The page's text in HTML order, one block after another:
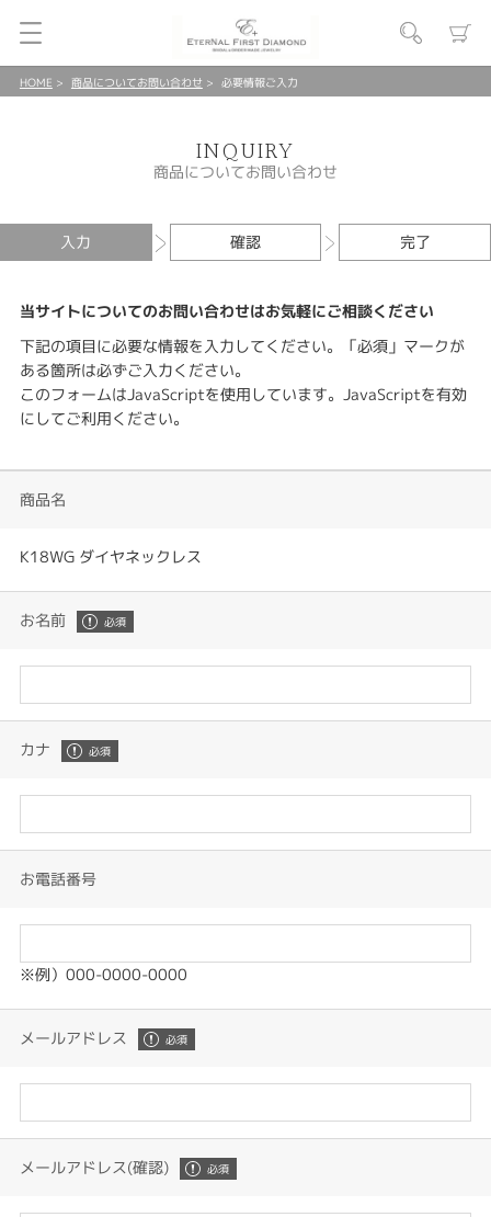
HOME 商品についてお問い合わせ 必要情報ご入力
INQUIRY
商品についてお問い合わせ
入力 確認 完了
当サイトについてのお問い合わせはお気軽にご相談ください
下記の項目に必要な情報を入力してください。「必須」マークが
ある箇所は必ずご入力ください。
このフォームはJavaScriptを使用しています。JavaScriptを有効
にしてご利用ください。
商品名
K18WG ダイヤネックレス
お名前
カナ
お電話番号
※例）000-0000-0000
メールアドレス
メールアドレス(確認)